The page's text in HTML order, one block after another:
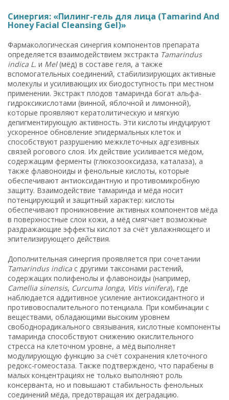
Синергия: «Пилинг-гель для лица (Tamarind And
Honey Facial Cleansing Gel)»
Фармакологическая синергия компонентов препарата
определяется взаимодействием экстракта Tamarindus
indica L. и Mel(мёд) в составе геля, а также
вспомогательных соединений, стабилизирующих активные
молекулы и усиливающих их биодоступность при местном
применении. Экстракт плодов тамаринда богат альфа-
гидроксикислотами (винной, яблочной и лимонной),
которые проявляют кератолитическую и мягкую
депигментирующую активность. Эти кислоты индуцируют
ускоренное обновление эпидермальных клеток и
способствуют разрушению межклеточных адгезивных
связей рогового слоя. Их действие усиливается мёдом,
содержащим ферменты (глюкозооксидаза, каталаза), а
также флавоноиды и фенольные кислоты, которые
обеспечивают антиоксидантную и противомикробную
защиту. Взаимодействие тамаринда и мёда носит
потенцирующий и защитный характер: кислоты
обеспечивают проникновение активных компонентов мёда
в поверхностные слои кожи, а мёд смягчает возможные
раздражающие эффекты кислот за счёт увлажняющего и
эпителизирующего действия.
Дополнительная синергия проявляется при сочетании
Tamarindus indica с другими таксонами растений,
содержащих полифенолы и флавоноиды (например,
Camellia sinensis, Curcuma longa, Vitis vinifera), где
наблюдается аддитивное усиление антиоксидантного и
противовоспалительного потенциала. При комбинации с
веществами, обладающими высоким уровнем
свободнорадикального связывания, кислотные компоненты
тамаринда способствуют снижению окислительного
стресса на клеточном уровне, а мёд выполняет
модулирующую функцию за счёт сохранения клеточного
редокс-гомеостаза. Также подтверждено, что парабены в
малых концентрациях не только выполняют роль
консерванта, но и повышают стабильность фенольных
соединений мёда, предотвращая их деградацию.